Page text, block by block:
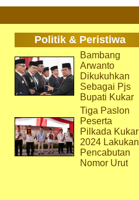
Politik & Peristiwa
Bambang
Arwanto
Dikukuhkan
Sebagai Pjs
Bupati Kukar
Tiga Paslon
Peserta
Pilkada Kukar
2024 Lakukan
Pencabutan
Nomor Urut